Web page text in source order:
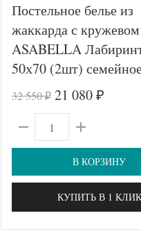
Постельное белье из
жаккарда с кружевом
ASABELLA
50х70 (2шт)
32 550₽ 21 080 ₽
В КОРЗИНУ
КУПИТЬ В 1 КЛИК